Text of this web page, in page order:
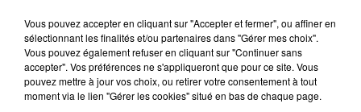
Vous pouvez accepter en cliquant sur "Accepter et fermer", ou affiner en
sélectionnant les finalités et/ou partenaires dans "Gérer mes choix".
Vous pouvez également refuser en cliquant sur "Continuer sans
accepter". Vos préférences ne s'appliqueront que pour ce site. Vous
pouvez mettre à jour vos choix, ou retirer votre consentement à tout
moment via le lien "Gérer les cookies" situé en bas de chaque page.